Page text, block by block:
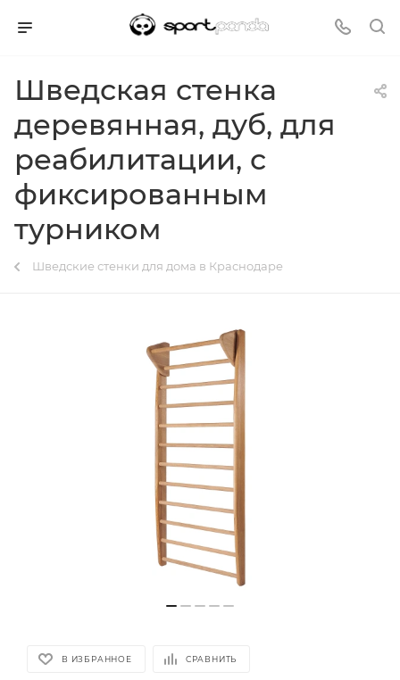
Шведская стенка
деревянная, дуб, для
реабилитации, с
фиксированным
турником
Шведские стенки для дома в Краснодаре
В ИЗБРАННОЕ СРАВНИТЬ